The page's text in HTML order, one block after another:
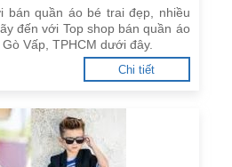
bán quần áo bé trai đẹp, nhiều
đến với Top shop bán quần áo
Vấp, TPHCM dưới đây.
Chi tiết